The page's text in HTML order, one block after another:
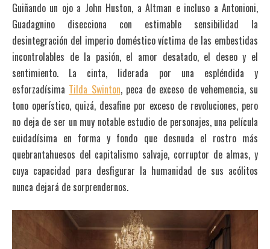
Guiñando un ojo a John Huston, a Altman e incluso a Antonioni,
Guadagnino disecciona con estimable sensibilidad la
desintegración del imperio doméstico víctima de las embestidas
incontrolables de la pasión, el amor desatado, el deseo y el
sentimiento. La cinta, liderada por una espléndida y
esforzadísima Tilda Swinton, peca de exceso de vehemencia, su
tono operístico, quizá, desafine por exceso de revoluciones, pero
no deja de ser un muy notable estudio de personajes, una película
cuidadísima en forma y fondo que desnuda el rostro más
quebrantahuesos del capitalismo salvaje, corruptor de almas, y
cuya capacidad para desfigurar la humanidad de sus acólitos
nunca dejará de sorprendernos.